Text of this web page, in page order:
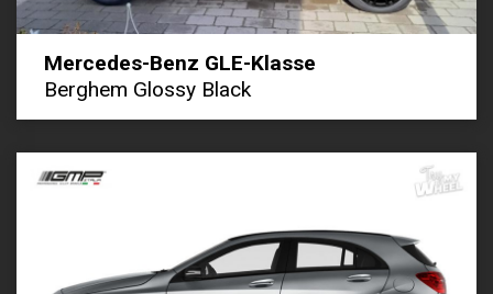
Mercedes-Benz GLE-Klasse
Berghem Glossy Black